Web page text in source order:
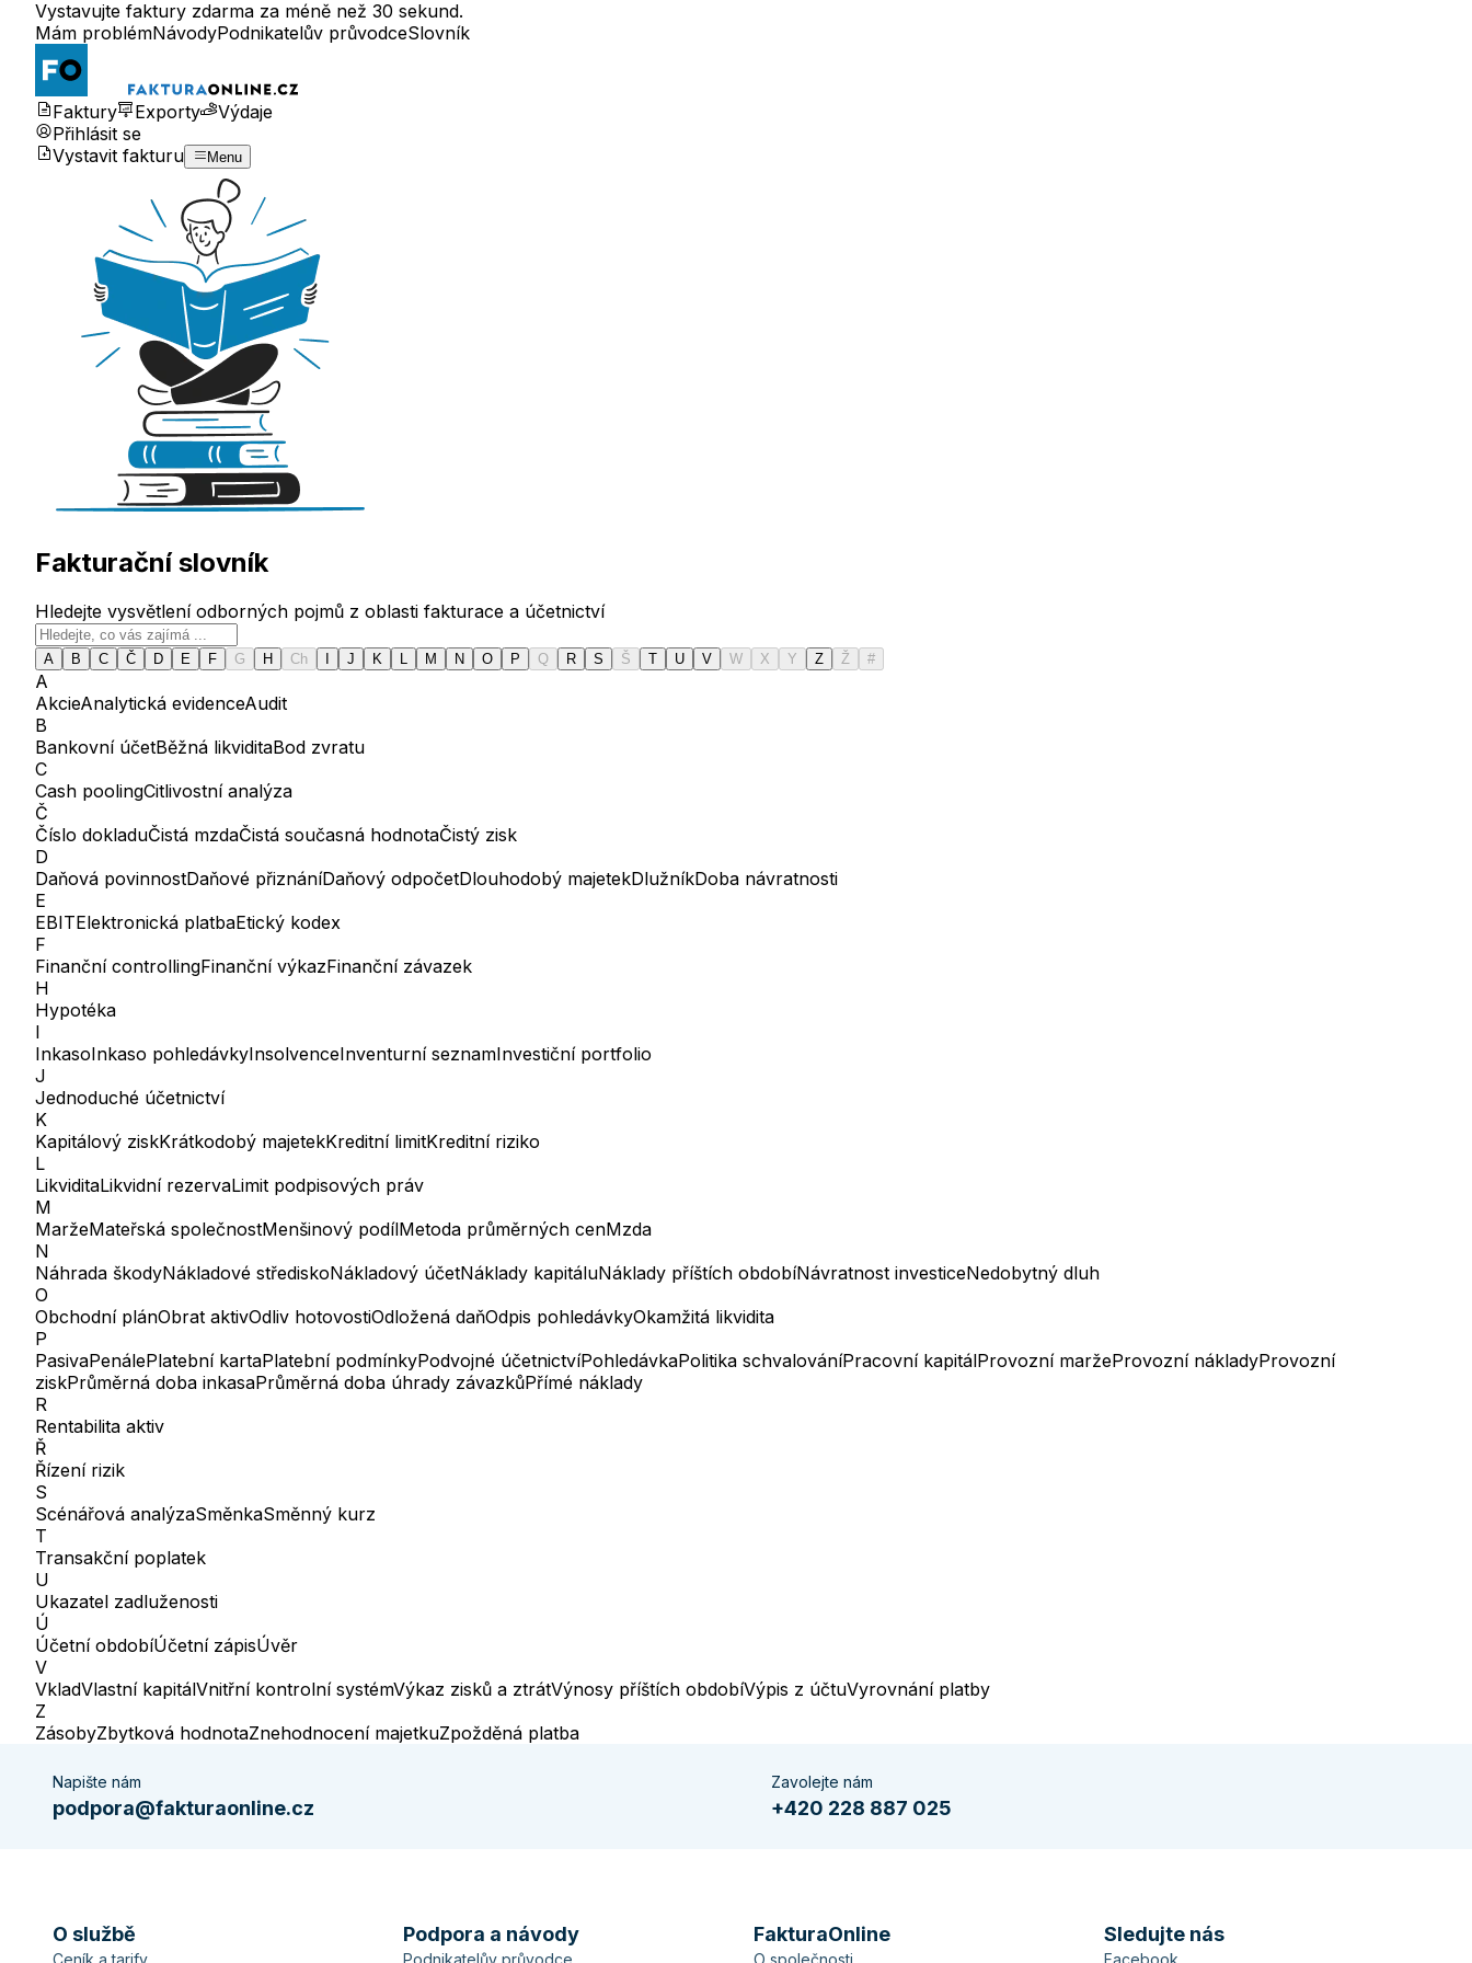
Vystavujte faktury zdarma za méně než 30 sekund.
Mám problémNávodyPodnikatelův průvodceSlovník
Faktury Exporty
Výdaje
Přihlásit se
Vystavit fakturu
Menu
Fakturační slovník
Hledejte vysvětlení odborných pojmů z oblasti fakturace a účetnictví
A B C Č D E F G H Ch J K M N O P Q R S Š T U V W X Y Z Ž #
A
AkcieAnalytická evidenceAudit
B
Bankovní účetBěžná likviditaBod zvratu
C
Cash poolingCitlivostní analýza
Č
Číslo dokladuČistá mzdaČistá současná hodnotaČistý zisk
D
Daňová povinnostDaňové přiznáníDaňový odpočetDlouhodobý majetekDlužníkDoba návratnosti
E
EBITElektronická platbaEtický kodex
F
Finanční controllingFinanční výkazFinanční závazek
H
Hypotéka
I
InkasoInkaso pohledávkyInsolvenceInventurní seznamInvestiční portfolio
J
Jednoduché účetnictví
K
Kapitálový ziskKrátkodobý majetekKreditní limitKreditní riziko
L
LikviditaLikvidní rezervaLimit podpisových práv
M
MaržeMateřská společnostMenšinový podílMetoda průměrných cenMzda
N
Náhrada škodyNákladové střediskoNákladový účetNáklady kapitáluNáklady příštích obdobíNávratnost investiceNedobytný dluh
O
Obchodní plánObrat aktivOdliv hotovostiOdložená daňOdpis pohledávkyOkamžitá likvidita
P
PasivaPenálePlatební kartaPlatební podmínkyPodvojné účetnictvíPohledávkaPolitika schvalováníPracovní kapitálProvozní maržeProvozní nákladyProvozní
ziskPrůměrná doba inkasaPrůměrná doba úhrady závazkůPřímé náklady
R
Rentabilita aktiv
Ř
Řízení rizik
S
Scénářová analýzaSměnkaSměnný kurz
T
Transakční poplatek
U
Ukazatel zadluženosti
Ú
Účetní obdobíÚčetní zápisÚvěr
V
VkladVlastní kapitálVnitřní kontrolní systémVýkaz zisků a ztrátVýnosy příštích obdobíVýpis z účtuVyrovnání platby
Z
ZásobyZbytková hodnotaZnehodnocení majetkuZpožděná platba
Napište nám
podpora@fakturaonline.cz
Zavolejte nám
+420 228 887 025
O službě
Ceník a tarify
Podpora a návody
Podnikatelův průvodce
FakturaOnline
O společnosti
Sledujte nás
Facebook